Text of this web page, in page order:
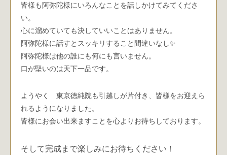
皆様も阿弥陀様にいろんなことを話しかけてみてくださ
い。
心に溜めていても決していいことはありません。
阿弥陀様に話すとスッキリすること間違いなし✨
阿弥陀様は他の誰にも何にも言いません。
口が堅いのは天下一品です。
ようやく 東京徳純院も引越しが片付き、皆様をお迎えら
れるようになりました。
皆様にお会い出来ますことを心よりお待ちしております。
そして完成まで楽しみにお待ちください！